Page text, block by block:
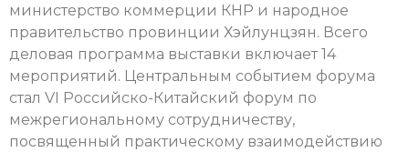
министерство коммерции КНР и народное
правительство провинции Хэйлунцзян. Всего
деловая программа выставки включает 14
мероприятий. Центральным событием форума
стал VI Российско-Китайский форум по
межрегиональному сотрудничеству,
посвященный практическому взаимодействию